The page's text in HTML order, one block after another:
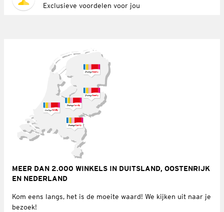
Exclusieve voordelen voor jou
MEER DAN 2.000 WINKELS IN DUITSLAND, OOSTENRIJK
EN NEDERLAND
Kom eens langs, het is de moeite waard! We kijken uit naar je
bezoek!